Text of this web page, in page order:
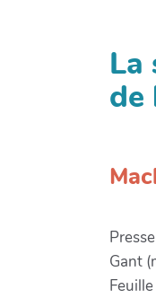
La
de
Gant